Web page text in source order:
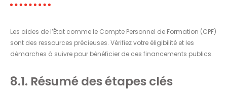
Les aides de l’État comme le Compte Personnel de Formation (CPF)
sont des ressources précieuses. Vérifiez votre éligibilité et les
démarches à suivre pour bénéficier de ces financements publics.
8.1. Résumé des étapes clés